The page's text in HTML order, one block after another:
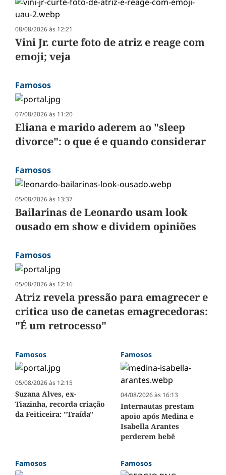
08/08/2026 às 12:21
Vini Jr. curte foto de atriz e reage com
emoji; veja
Famosos
07/08/2026 às 11:20
Eliana e marido aderem ao "sleep
divorce": o que é e quando considerar
Famosos
05/08/2026 às 13:37
Bailarinas de Leonardo usam look
ousado em show e dividem opiniões
Famosos
05/08/2026 às 12:16
Atriz revela pressão para emagrecer e
critica uso de canetas emagrecedoras:
"É um retrocesso"
Famosos
05/08/2026 às 12:15
Suzana Alves, ex-
Tiazinha, recorda criação
da Feiticeira: "Traída"
Famosos
04/08/2026 às 16:13
Internautas prestam
apoio após Medina e
Isabella Arantes
perderem bebê
Famosos Famosos